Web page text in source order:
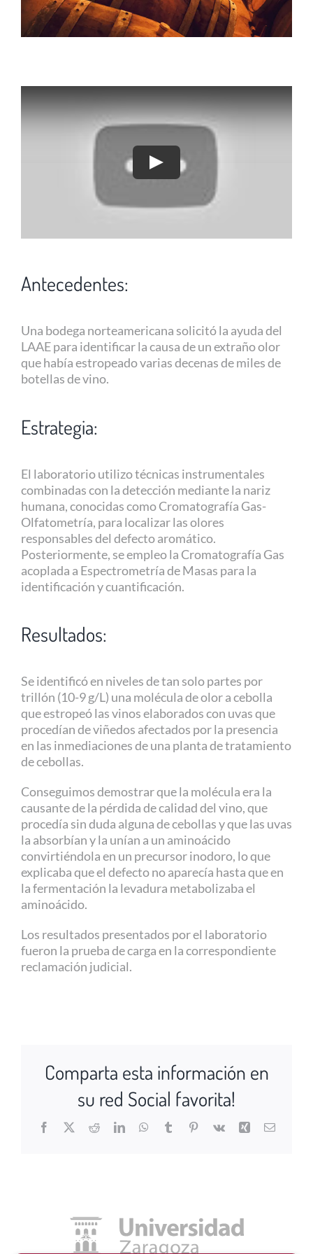
Contacto
Antecedentes:
Una bodega norteamericana solicitó la ayuda del
LAAE para identificar la causa de un extraño olor
que había estropeado varias decenas de miles de
botellas de vino.
Estrategia:
El laboratorio utilizo técnicas instrumentales
combinadas con la detección mediante la nariz
humana, conocidas como Cromatografía Gas-
Olfatometría, para localizar las olores
responsables del defecto aromático.
Posteriormente, se empleo la Cromatografía Gas
acoplada a Espectrometría de Masas para la
identificación y cuantificación.
Resultados:
Se identificó en niveles de tan solo partes por
trillón (10-9 g/L) una molécula de olor a cebolla
que estropeó las vinos elaborados con uvas que
procedían de viñedos afectados por la presencia
en las inmediaciones de una planta de tratamiento
de cebollas.
Conseguimos demostrar que la molécula era la
causante de la pérdida de calidad del vino, que
procedía sin duda alguna de cebollas y que las uvas
la absorbían y la unían a un aminoácido
convirtiéndola en un precursor inodoro, lo que
explicaba que el defecto no aparecía hasta que en
la fermentación la levadura metabolizaba el
aminoácido.
Los resultados presentados por el laboratorio
fueron la prueba de carga en la correspondiente
reclamación judicial.
Comparta esta información en
su red Social favorita!
Facebook
X RedditLinkedInWhatsApp
TumblrPinterest
Vk Xing Correo